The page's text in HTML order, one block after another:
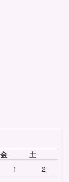
金
土
1
2